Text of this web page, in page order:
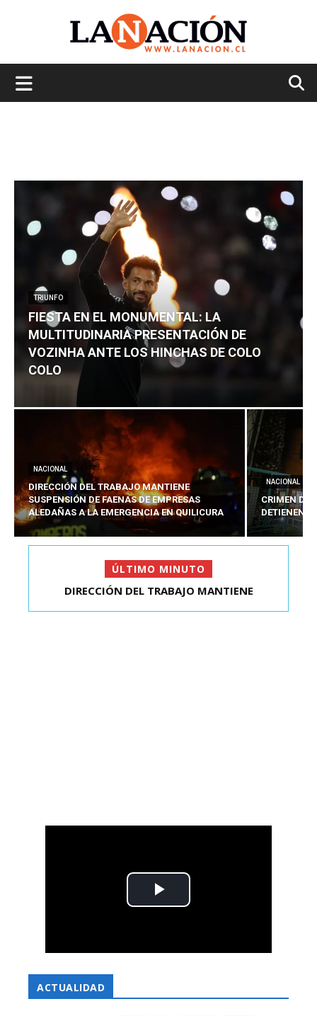
TRIUNFO
FIESTA EN EL MONUMENTAL: LA
MULTITUDINARIA PRESENTACIÓN DE
VOZINHA ANTE LOS HINCHAS DE COLO
COLO
NACIONAL
DIRECCIÓN DEL TRABAJO MANTIENE
SUSPENSIÓN DE FAENAS DE EMPRESAS
ALEDAÑAS A LA EMERGENCIA EN QUILICURA
NACIONAL
CRIMEN DE
DETIENEN
ÚLTIMO MINUTO
DIRECCIÓN DEL TRABAJO MANTIENE
ACTUALIDAD